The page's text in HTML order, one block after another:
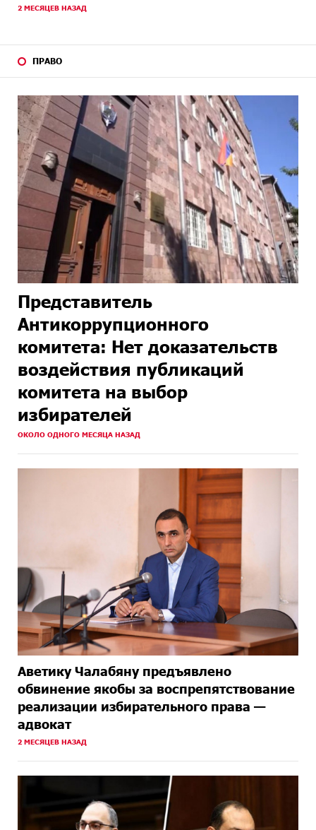
2 МЕСЯЦЕВ НАЗАД
ПРАВО
Представитель
Антикоррупционного
комитета: Нет доказательств
воздействия публикаций
комитета на выбор
избирателей
ОКОЛО ОДНОГО МЕСЯЦА НАЗАД
Аветику Чалабяну предъявлено
обвинение якобы за воспрепятствование
реализации избирательного права —
адвокат
2 МЕСЯЦЕВ НАЗАД